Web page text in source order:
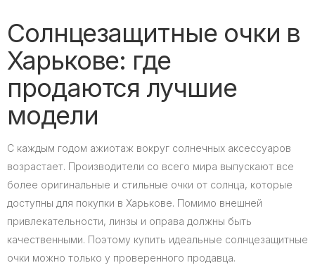
Солнцезащитные очки в
Харькове: где
продаются лучшие
модели
С каждым годом ажиотаж вокруг солнечных аксессуаров
возрастает. Производители со всего мира выпускают все
более оригинальные и стильные очки от солнца, которые
доступны для покупки в Харькове. Помимо внешней
привлекательности, линзы и оправа должны быть
качественными. Поэтому купить идеальные солнцезащитные
очки можно только у проверенного продавца.